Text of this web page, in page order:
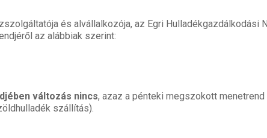
és alvállalkozója, az Egri Hulladékgazdálkodási
az alábbiak szerint:
változás nincs, azaz a pénteki megszokott
szállítás).